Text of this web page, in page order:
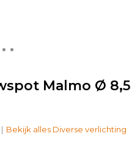
Malmo Ø 8,5
Bekijk alles Diverse verlichting